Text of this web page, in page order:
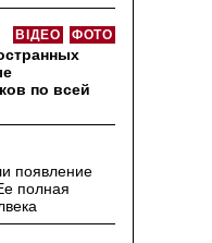
ФОТО
ВІДЕО
по всей
появление
полная